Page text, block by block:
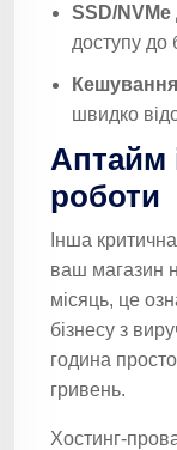
SSD/NVMe
доступу до
швидко
Аптайм
роботи
Інша
ваш магазин
місяць, це
бізнесу з
година
гривень.
Хостинг-